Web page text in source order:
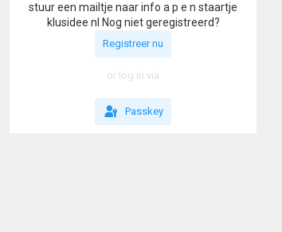
stuur een mailtje naar info a p e n staartje
klusidee nl Nog niet geregistreerd?
Registreer nu
or log in via
Passkey